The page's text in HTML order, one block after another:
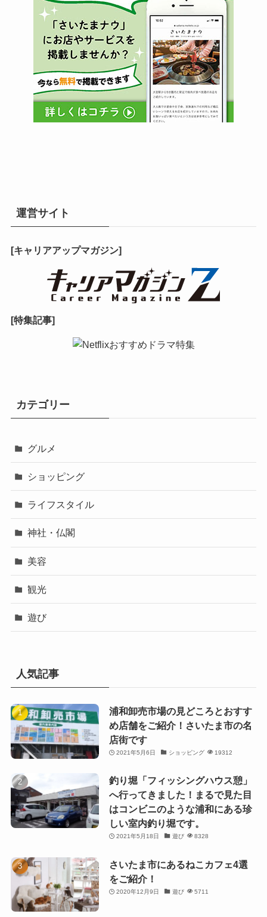
運営サイト
[キャリアアップマガジン]
[特集記事]
カテゴリー
グルメ
ショッピング
ライフスタイル
神社・仏閣
美容
観光
遊び
人気記事
浦和卸売市場の見どころとおすす
め店舗をご紹介！さいたま市の名
店街です
2021年5月6日 ショッピング 19312
釣り堀「フィッシングハウス憩」
へ行ってきました！まるで見た目
はコンビニのような浦和にある珍
しい室内釣り堀です。
2021年5月18日 遊び 8328
さいたま市にあるねこカフェ4選
をご紹介！
2020年12月9日 遊び 5711